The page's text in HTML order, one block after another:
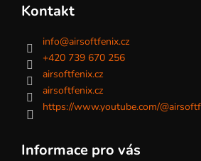
Kontakt
info@airsoftfenix.cz
+420 739 670 256
airsoftfenix.cz
airsoftfenix.cz
https://www.youtube.com/
Informace pro vás